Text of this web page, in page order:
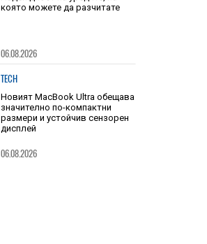
06.08.2026
TECH
Новият MacBook Ultra обещава
размери и устойчив сензорен